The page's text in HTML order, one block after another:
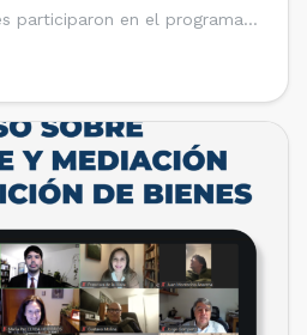
participaron en el programa
de Santiago (CCS). Así, se